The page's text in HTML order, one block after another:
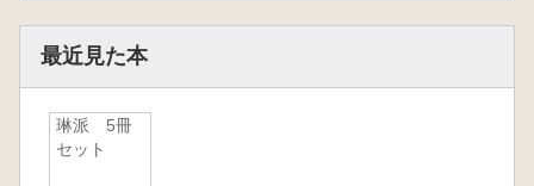
最近見た本
琳派 5冊
セット